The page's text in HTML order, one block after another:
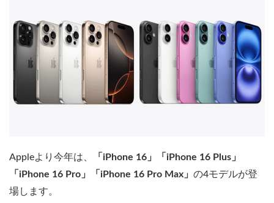
Appleより今年は、
「iPhone 16」「iPhone 16 Plus」
「iPhone 16 Pro」「iPhone 16 Pro Max」 の4モデルが登
場します。